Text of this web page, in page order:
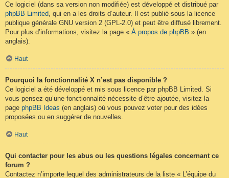
Ce logiciel (dans sa version non modifiée) est développé et distribué par
phpBB Limited, qui en a les droits d’auteur. Il est publié sous la licence
publique générale GNU version 2 (GPL-2.0) et peut être diffusé librement.
Pour plus d’informations, visitez la page « À propos de phpBB » (en
anglais).
Haut
Pourquoi la fonctionnalité X n’est pas disponible ?
Ce logiciel a été développé et mis sous licence par phpBB Limited. Si
vous pensez qu’une fonctionnalité nécessite d’être ajoutée, visitez la
page phpBB Ideas (en anglais) où vous pouvez voter pour des idées
proposées ou en suggérer de nouvelles.
Haut
Qui contacter pour les abus ou les questions légales concernant ce
forum ?
Contactez n’importe lequel des administrateurs de la liste « L’équipe du